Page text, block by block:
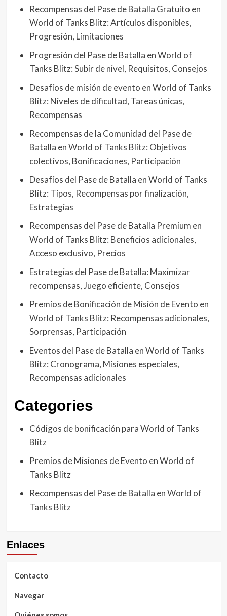
Recompensas del Pase de Batalla Gratuito en
World of Tanks Blitz: Artículos disponibles,
Progresión, Limitaciones
Progresión del Pase de Batalla en World of
Tanks Blitz: Subir de nivel, Requisitos, Consejos
Desafíos de misión de evento en World of Tanks
Blitz: Niveles de dificultad, Tareas únicas,
Recompensas
Recompensas de la Comunidad del Pase de
Batalla en World of Tanks Blitz: Objetivos
colectivos, Bonificaciones, Participación
Desafíos del Pase de Batalla en World of Tanks
Blitz: Tipos, Recompensas por finalización,
Estrategias
Recompensas del Pase de Batalla Premium en
World of Tanks Blitz: Beneficios adicionales,
Acceso exclusivo, Precios
Estrategias del Pase de Batalla: Maximizar
recompensas, Juego eficiente, Consejos
Premios de Bonificación de Misión de Evento en
World of Tanks Blitz: Recompensas adicionales,
Sorprensas, Participación
Eventos del Pase de Batalla en World of Tanks
Blitz: Cronograma, Misiones especiales,
Recompensas adicionales
Categories
Códigos de bonificación para World of Tanks
Blitz
Premios de Misiones de Evento en World of
Tanks Blitz
Recompensas del Pase de Batalla en World of
Tanks Blitz
Enlaces
Contacto
Navegar